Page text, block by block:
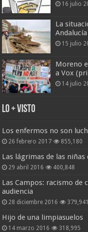
16 julio
La
15 julio
Moreno
a Vox
14 julio
Lo + Visto
Los enfermos no son
26 febrero 2017 855,180
Las lágrimas de las niñas
29 abril 2016 400,848
Las Campos: racismo de
audiencia
28 diciembre 2016 379,941
Hijo de una limpiasuelos
14 marzo 2016 318,995